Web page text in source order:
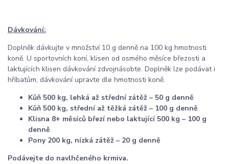
Dávkování:
Doplněk dávkujte v množství 10 g denně na 100 kg hmotnosti
koně. U sportovních koní, klisen od osmého měsíce březosti a
laktujících klisen dávkování zdvojnásobte. Doplněk lze podávat i
hříbatům, dávkování upravte dle hmotnosti koně.
Kůň 500 kg, lehká až střední zátěž – 50 g denně
Kůň 500 kg, střední až těžká zátěž – 100 g denně
Klisna 8+ měsíců březí nebo laktující 500 kg – 100 g
denně
Pony 200 kg, nízká zátěž – 20 g denně
Podávejte do navlhčeného krmiva.